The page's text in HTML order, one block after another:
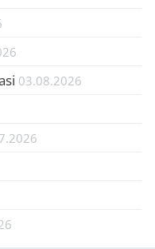
03.08.2026